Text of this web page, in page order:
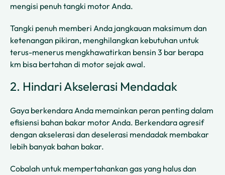
mengisi penuh tangki motor Anda.
Tangki penuh memberi Anda jangkauan maksimum dan
ketenangan pikiran, menghilangkan kebutuhan untuk
terus-menerus mengkhawatirkan bensin 3 bar berapa
km bisa bertahan di motor sejak awal.
2. Hindari Akselerasi Mendadak
Gaya berkendara Anda memainkan peran penting dalam
efisiensi bahan bakar motor Anda. Berkendara agresif
dengan akselerasi dan deselerasi mendadak membakar
lebih banyak bahan bakar.
Cobalah untuk mempertahankan gas yang halus dan